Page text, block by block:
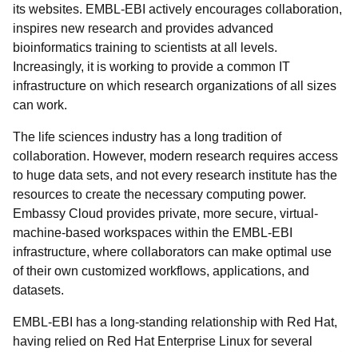
its websites. EMBL-EBI actively encourages collaboration,
inspires new research and provides advanced
bioinformatics training to scientists at all levels.
Increasingly, it is working to provide a common IT
infrastructure on which research organizations of all sizes
can work.
The life sciences industry has a long tradition of
collaboration. However, modern research requires access
to huge data sets, and not every research institute has the
resources to create the necessary computing power.
Embassy Cloud provides private, more secure, virtual-
machine-based workspaces within the EMBL-EBI
infrastructure, where collaborators can make optimal use
of their own customized workflows, applications, and
datasets.
EMBL-EBI has a long-standing relationship with Red Hat,
having relied on Red Hat Enterprise Linux for several